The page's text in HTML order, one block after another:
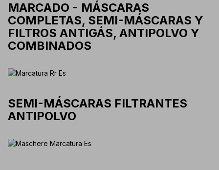
MARCADO - MÁSCARAS
COMPLETAS, SEMI-MÁSCARAS Y
FILTROS ANTIGÁS, ANTIPOLVO Y
COMBINADOS
SEMI-MÁSCARAS FILTRANTES
ANTIPOLVO